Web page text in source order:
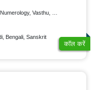
Psychology, Medical-Astrology, Prashna-Kundali
Bengali, Sanskrit
कॉल करें